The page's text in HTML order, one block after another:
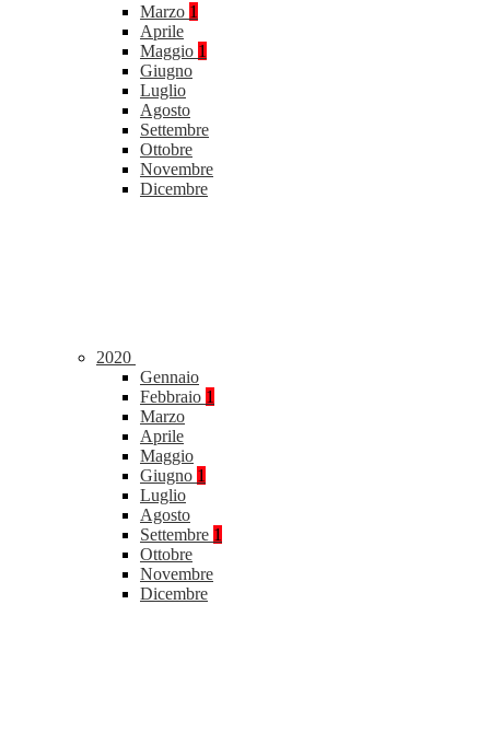
Marzo 1
Aprile
Maggio 1
Giugno
Luglio
Agosto
Settembre
Ottobre
Novembre
Dicembre
2020
Gennaio
Febbraio 1
Marzo
Aprile
Maggio
Giugno 1
Luglio
Agosto
Settembre 1
Ottobre
Novembre
Dicembre